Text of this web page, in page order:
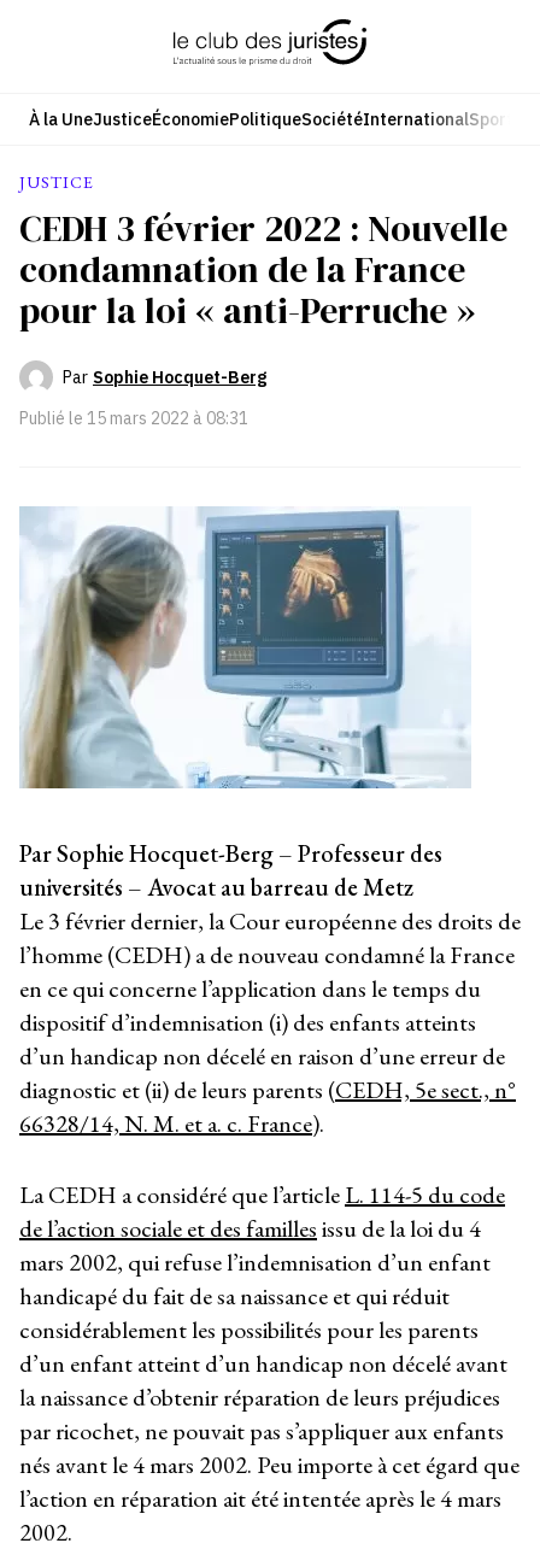
À la UneJusticeÉconomiePolitiqueSociétéInternationalSport
JUSTICE
CEDH 3 février 2022 : Nouvelle
condamnation de la France
pour la loi « anti-Perruche »
Par Sophie Hocquet-Berg
Publié le 15 mars 2022 à 08:31
Par Sophie Hocquet-Berg – Professeur des
universités –Avocat au barreau de Metz
Le 3 février dernier, la Cour européenne des droits de
l’homme (CEDH) a de nouveau condamné la France
en ce qui concerne l’application dans le temps du
dispositif d’indemnisation (i) des enfants atteints
d’un handicap non décelé en raison d’une erreur de
diagnostic et (ii) de leurs parents (CEDH, 5esect., n°
66328/14, N. M. et a. c. France).
La CEDH a considéré que l’articleL. 114-5 du code
de l’action sociale et des famillesissu de la loi du 4
mars 2002, qui refuse l’indemnisation d’un enfant
handicapé du fait de sa naissance et qui réduit
considérablement les possibilités pour les parents
d’un enfant atteint d’un handicap non décelé avant
la naissance d’obtenir réparation de leurs préjudices
par ricochet, ne pouvait pas s’appliquer aux enfants
nés avant le 4 mars 2002. Peu importe à cet égard que
l’action en réparation ait été intentée après le 4 mars
2002.